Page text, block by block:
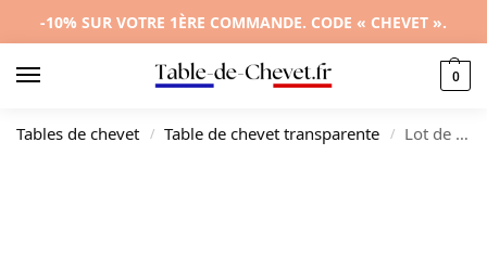
-10% SUR VOTRE 1ÈRE COMMANDE. CODE « CHEVET ».
0
Tables de chevet / Table de chevet transparente / Lot de 2 chevets bois gris design moderne mural, 35x37x35cm